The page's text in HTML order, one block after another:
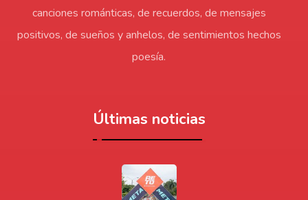
canciones románticas, de recuerdos, de mensajes
positivos, de sueños y anhelos, de sentimientos hechos
poesía.
Últimas noticias